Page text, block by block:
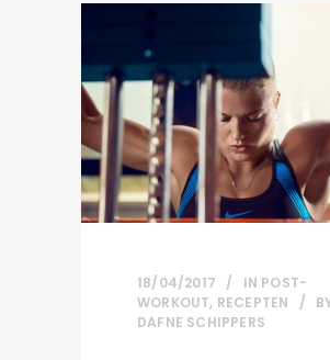
18/04/2017 IN POST-
WORKOUT, RECEPTEN
DAFNE SCHIPPERS